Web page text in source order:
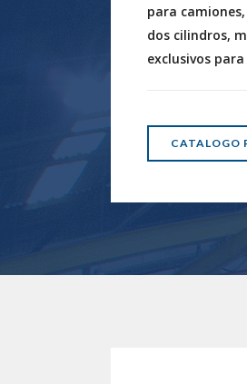
para
dos cilindros,
exclusivos
CATALOGO